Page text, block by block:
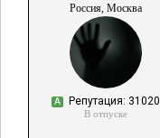
Россия, Москва
А Репутация: 31020
В отпуске